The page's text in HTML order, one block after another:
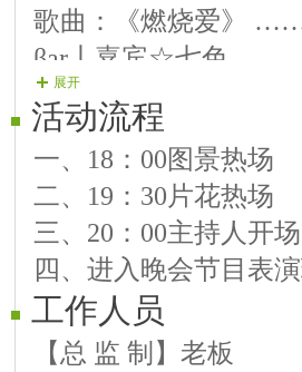
歌曲：《燃烧爱
βar丨嘉宾☆七色。
歌曲：《为你而
βar丨嘉宾☆七色。
歌曲：《夕阳醉
βar丨驻唱★随风。
歌曲：《奔放的旋
βar丨驻唱★随风。
歌曲：《phone
βar丨嘉宾☆甜月。
展开
活动流程
一、18：00图景热场
二、19：30片花热场
三、20：00主持人开
四、进入晚会节目表
工作人员
【总 监 制】老板